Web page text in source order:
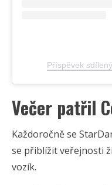
Příspěvek
Večer patřil
Každoročně se
se přiblížit veřejnosti
vozík.